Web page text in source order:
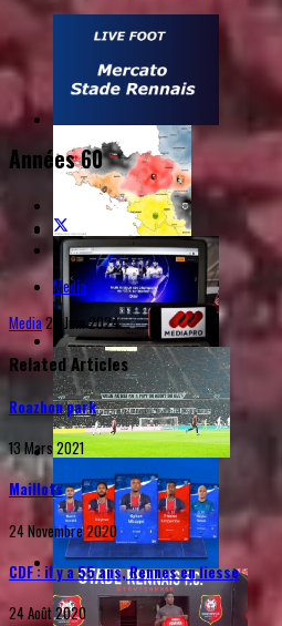
Années 60
Media
Media26 Juin 2024
Related Articles
Roazhon park
13 Mars 2021
Maillots
24 Novembre 2020
CDF : il y a 55 ans, Rennes en liesse
24 Août 2020